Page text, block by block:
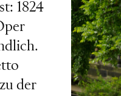
1824
zu der